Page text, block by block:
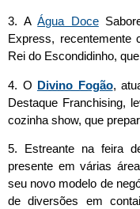
3. AÁgua Doce
Express, recentemente
Rei do Escondidinho,
4. O Divino Fogão,
Destaque Franchising,
cozinha show, que
5. Estreante na feira
presente em várias
seu novo modelo de
de diversões em